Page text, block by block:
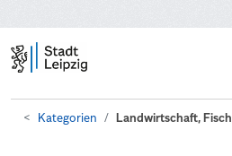
Kategorien Landwirtschaft,